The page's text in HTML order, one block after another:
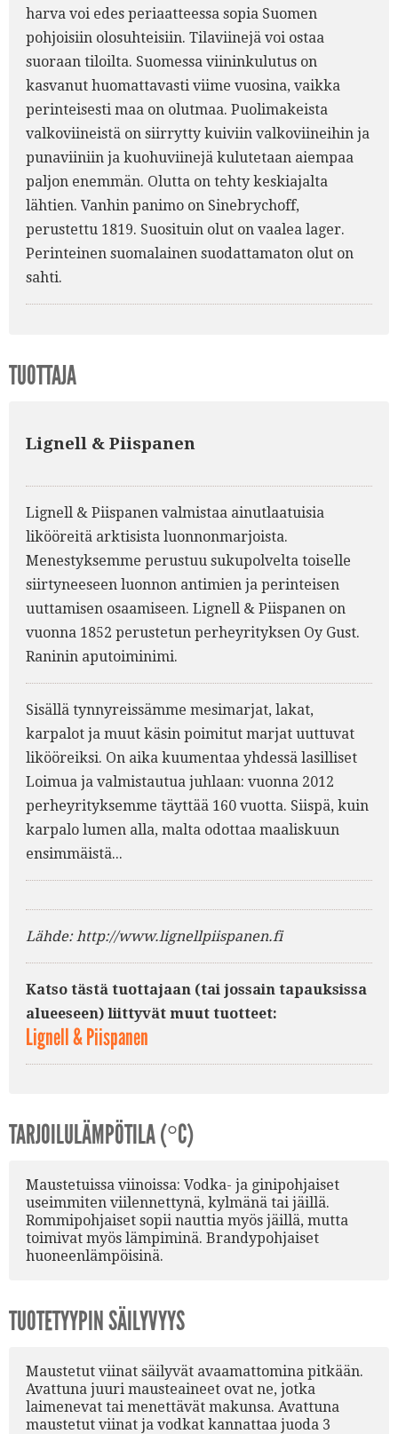
harva voi edes periaatteessa sopia Suomen
pohjoisiin olosuhteisiin. Tilaviinejä voi ostaa
suoraan tiloilta. Suomessa viininkulutus on
kasvanut huomattavasti viime vuosina, vaikka
perinteisesti maa on olutmaa. Puolimakeista
valkoviineistä on siirrytty kuiviin valkoviineihin ja
punaviiniin ja kuohuviinejä kulutetaan aiempaa
paljon enemmän. Olutta on tehty keskiajalta
lähtien. Vanhin panimo on Sinebrychoff,
perustettu 1819. Suosituin olut on vaalea lager.
Perinteinen suomalainen suodattamaton olut on
sahti.
TUOTTAJA
Lignell & Piispanen
Lignell & Piispanen valmistaa ainutlaatuisia
likööreitä arktisista luonnonmarjoista.
Menestyksemme perustuu sukupolvelta toiselle
siirtyneeseen luonnon antimien ja perinteisen
uuttamisen osaamiseen. Lignell & Piispanen on
vuonna 1852 perustetun perheyrityksen Oy Gust.
Raninin aputoiminimi.
Sisällä tynnyreissämme mesimarjat, lakat,
karpalot ja muut käsin poimitut marjat uuttuvat
likööreiksi. On aika kuumentaa yhdessä lasilliset
Loimua ja valmistautua juhlaan: vuonna 2012
perheyrityksemme täyttää 160 vuotta. Siispä, kuin
karpalo lumen alla, malta odottaa maaliskuun
ensimmäistä...
Lähde: http://www.lignellpiispanen.fi
Katso tästä tuottajaan (tai jossain tapauksissa
alueeseen) liittyvät muut tuotteet:
Lignell & Piispanen
TARJOILULÄMPÖTILA (°C)
Maustetuissa viinoissa: Vodka- ja ginipohjaiset
useimmiten viilennettynä, kylmänä tai jäillä.
Rommipohjaiset sopii nauttia myös jäillä, mutta
toimivat myös lämpiminä. Brandypohjaiset
huoneenlämpöisinä.
TUOTETYYPIN SÄILYVYYS
Maustetut viinat säilyvät avaamattomina pitkään.
Avattuna juuri mausteaineet ovat ne, jotka
laimenevat tai menettävät makunsa. Avattuna
maustetut viinat ja vodkat kannattaa juoda 3